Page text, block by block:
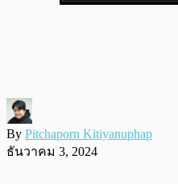
By Pitchaporn Kitiyanuphap
ธันวาคม 3, 2024